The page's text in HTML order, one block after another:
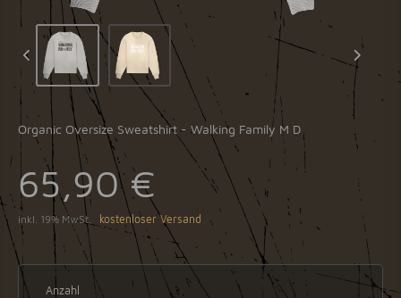
Organic Oversize Sweatshirt - Walking Family M D
65,90 €
inkl. 19% MwSt. kostenloser Versand
Anzahl